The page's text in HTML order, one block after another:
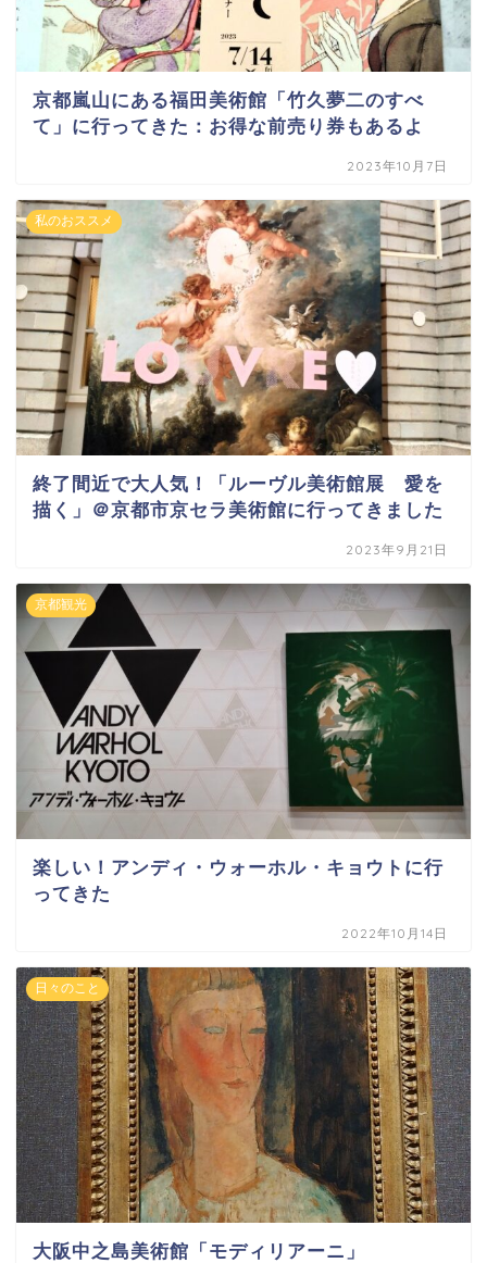
京都嵐山にある福田美術館「竹久夢二のすべ
て」に行ってきた：お得な前売り券もあるよ
2023年10月7日
私のおススメ
終了間近で大人気！「ルーヴル美術館展 愛を
描く」＠京都市京セラ美術館に行ってきました
2023年9月21日
京都観光
楽しい！アンディ・ウォーホル・キョウトに行
ってきた
2022年10月14日
日々のこと
大阪中之島美術館「モディリアーニ」